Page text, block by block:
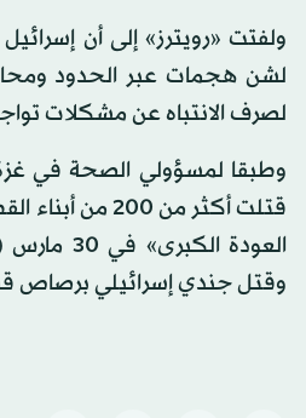
ولفتت «رويترز» إلى أن
لشن هجمات عبر الحدود
لصرف الانتباه عن مشكلات
وطبقا لمسؤولي الصحة في غزة
قتلت أكثر من
العودة
وقتل جندي إسرائيلي